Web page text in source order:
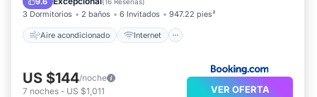
3 Dormitorios 2 baños 6 Invitados 947.22 pies²
Aire acondicionado Internet
US $144/noche
7 noches - US $1,011 VER OFERTA